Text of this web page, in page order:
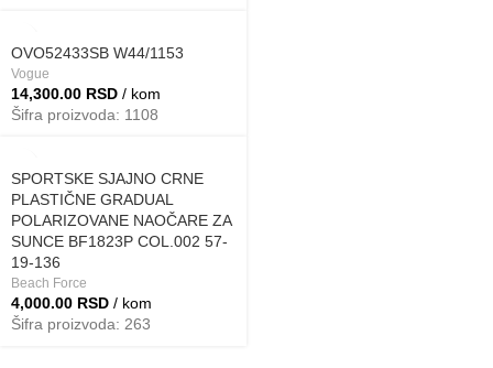
OVO52433SB W44/1153
Vogue
14,300.00 RSD / kom
Šifra proizvoda: 1108
SPORTSKE SJAJNO CRNE
PLASTIČNE GRADUAL
POLARIZOVANE NAOČARE ZA
SUNCE BF1823P COL.002 57-
19-136
Beach Force
4,000.00 RSD / kom
Šifra proizvoda: 263